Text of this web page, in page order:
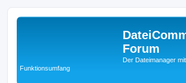
Forum
Der Dateimanager
Funktionsumfang